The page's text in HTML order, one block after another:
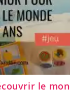
le